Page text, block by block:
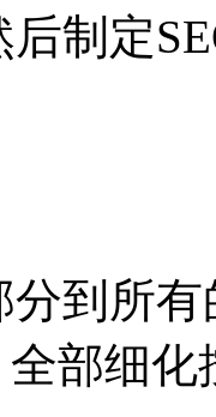
制定
分到所
全部细